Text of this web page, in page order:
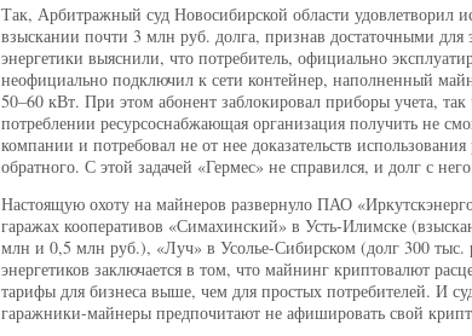
Так, Арбитражный суд Новосибирской области
взыскании почти 3 млн руб. долга, признав достаточными
энергетики выяснили, что потребитель, официально
неофициально подключил к сети контейнер, наполненный
50–60 кВт. При этом абонент заблокировал приборы учета,
потреблении ресурсоснабжающая организация получить не
компании и потребовал не от нее доказательств
обратного. С этой задачей «Гермес» не справился, и долг с
Настоящую охоту на майнеров развернуло ПАО
гаражах кооперативов «Симахинский» в Усть-Илимске
млн и 0,5 млн руб.), «Луч» в Усолье-Сибирском (долг 300 тыс.
энергетиков заключается в том, что майнинг криптовалют
тарифы для бизнеса выше, чем для простых потребителей. И
гаражники-майнеры предпочитают не афишировать свой